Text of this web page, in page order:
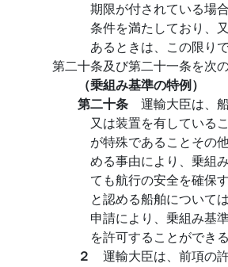
期限が付されている場
条件を満たしており、
あるときは、この限りで
第二十条及び第二十一条を次
（乗組み基準の特例）
第二十条 運輸大臣は、
又は装置を有している
が特殊であることその
める事由により、乗組
ても航行の安全を確保
と認める船舶について
申請により、乗組み基
を許可することができる
２ 運輸大臣は、前項の